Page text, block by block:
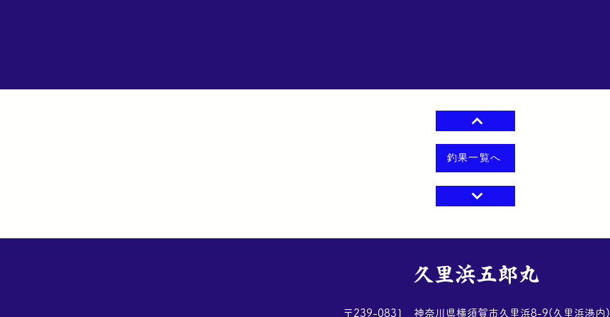
釣果一覧へ
​久里浜五郎丸
​〒239-0831 神奈川県横須賀市久里浜8-9(久里浜港内)